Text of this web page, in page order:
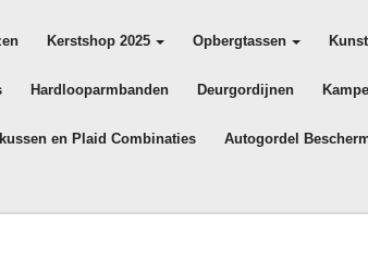
Kerstshop 2025 Opbergtassen
Hardlooparmbanden Deurgordijnen
en Plaid Combinaties Autogordel